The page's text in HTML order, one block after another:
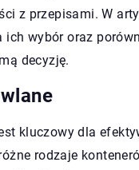
z przepisami. W
ich wybór oraz
decyzję.
kluczowy dla
rodzaje